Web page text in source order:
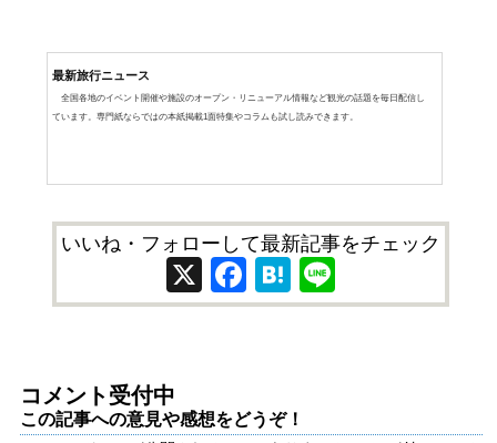
最新旅行ニュース
全国各地のイベント開催や施設のオープン・リニューアル情報など観光の話題を毎日配信し
ています。専門紙ならではの本紙掲載1面特集やコラムも試し読みできます。
いいね・フォローして最新記事をチェック
X Facebook
Hatena
コメント受付中
この記事への意見や感想をどうぞ！